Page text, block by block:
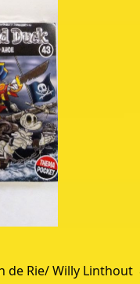
de Rie/ Willy Linthout